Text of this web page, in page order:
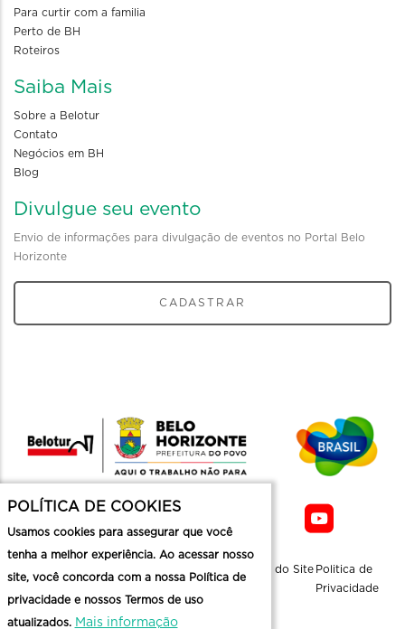
Para curtir com a familia
Perto de BH
Roteiros
Saiba Mais
Sobre a Belotur
Contato
Negócios em BH
Blog
Divulgue seu evento
Envio de informações para divulgação de eventos no Portal Belo
Horizonte
CADASTRAR
Mapa do Site Politica de
Privacidade
POLÍTICA DE COOKIES
Usamos cookies para assegurar que você
tenha a melhor experiência. Ao acessar nosso
site, você concorda com a nossa Política de
privacidade e nossos Termos de uso
atualizados. Mais informação